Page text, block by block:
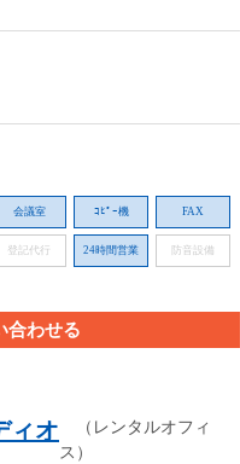
会議室 ｺﾋﾟｰ機 FAX
登記代行 24時間営業 防音設備
合わせる
ィオ （レンタルオフィ
ス）